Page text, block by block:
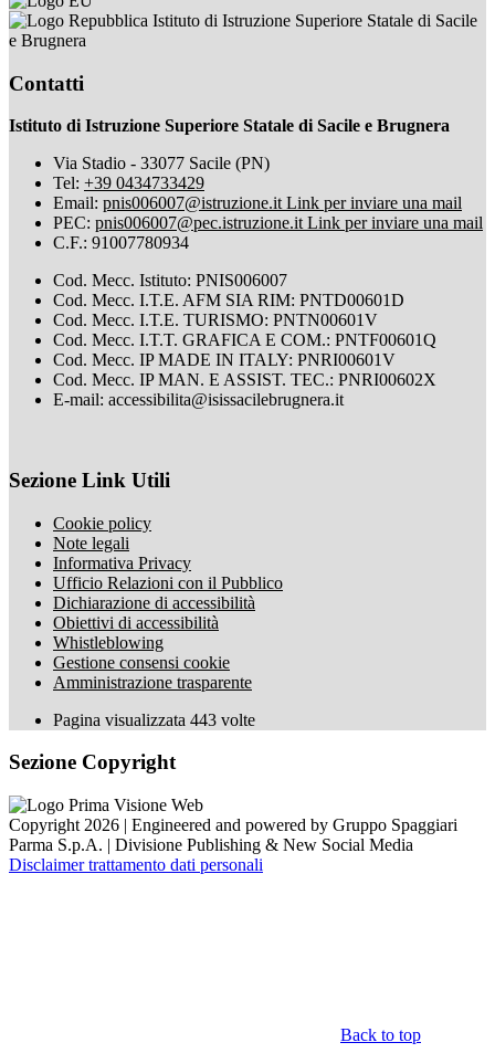
Istituto di Istruzione Superiore Statale di Sacile
e Brugnera
Contatti
Istituto di Istruzione Superiore Statale di Sacile e Brugnera
Via Stadio - 33077 Sacile (PN)
Tel: +39 0434733429
Email: pnis006007@istruzione.it Link per inviare una mail
PEC: pnis006007@pec.istruzione.it Link per inviare una mail
C.F.: 91007780934
Cod. Mecc. Istituto: PNIS006007
Cod. Mecc. I.T.E. AFM SIA RIM: PNTD00601D
Cod. Mecc. I.T.E. TURISMO: PNTN00601V
Cod. Mecc. I.T.T. GRAFICA E COM.: PNTF00601Q
Cod. Mecc. IP MADE IN ITALY: PNRI00601V
Cod. Mecc. IP MAN. E ASSIST. TEC.: PNRI00602X
E-mail: accessibilita@isissacilebrugnera.it
Sezione Link Utili
Cookie policy
Note legali
Informativa Privacy
Ufficio Relazioni con il Pubblico
Dichiarazione di accessibilità
Obiettivi di accessibilità
Whistleblowing
Gestione consensi cookie
Amministrazione trasparente
Pagina visualizzata 443 volte
Sezione Copyright
Copyright 2026 | Engineered and powered by Gruppo Spaggiari
Parma S.p.A. | Divisione Publishing & New Social Media
Disclaimer trattamento dati personali
Back to top